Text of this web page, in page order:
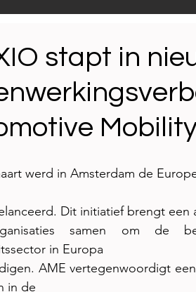
stapt in
werd in Amsterdam de
Dit initiatief brengt een
samen om de
in Europa
AME vertegenwoordigt
in de